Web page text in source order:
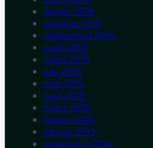
février 2016
octobre 2015
septembre 2015
août 2015
juillet 2015
juin 2015
mai 2015
avril 2015
mars 2015
février 2015
janvier 2015
novembre 2014